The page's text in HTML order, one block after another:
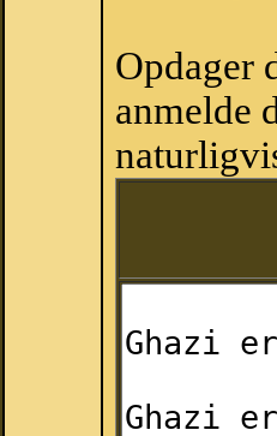
Opdager
anmelde